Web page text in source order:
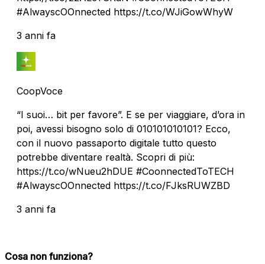
#AlwayscOOnnected https://t.co/WJiGowWhyW
3 anni fa
CoopVoce
“I suoi… bit per favore”. E se per viaggiare, d’ora in
poi, avessi bisogno solo di 010101010101? Ecco,
con il nuovo passaporto digitale tutto questo
potrebbe diventare realtà. Scopri di più:
https://t.co/wNueu2hDUE #CoonnectedToTECH
#AlwayscOOnnected https://t.co/FJksRUWZBD
3 anni fa
Cosa non funziona?